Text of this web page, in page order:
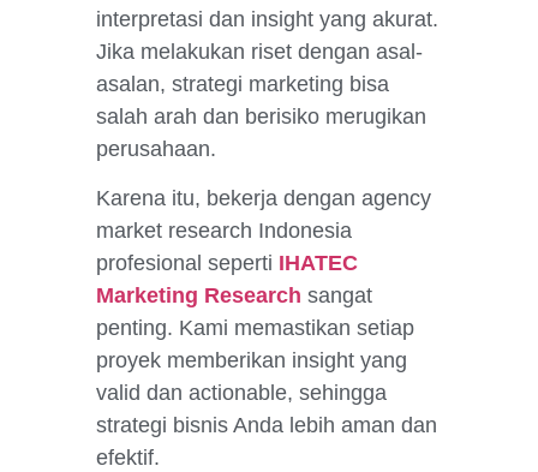
interpretasi dan insight yang akurat.
Jika melakukan riset dengan asal-
asalan, strategi marketing bisa
salah arah dan berisiko merugikan
perusahaan.
Karena itu, bekerja dengan agency
market research Indonesia
profesional seperti IHATEC
Marketing Research sangat
penting. Kami memastikan setiap
proyek memberikan insight yang
valid dan actionable, sehingga
strategi bisnis Anda lebih aman dan
efektif.